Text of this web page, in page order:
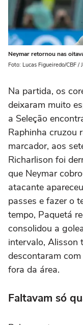
Neymar retornou nas
Foto: Lucas Figueiredo/CBF /
Na partida, os
deixaram muito
a Seleção
Raphinha cruzou
marcador, aos
Richarlison foi
que Neymar
atacante
passes e fazer o
tempo, Paquetá
consolidou a
intervalo, Alisson
descontaram
fora da área.
Faltavam só